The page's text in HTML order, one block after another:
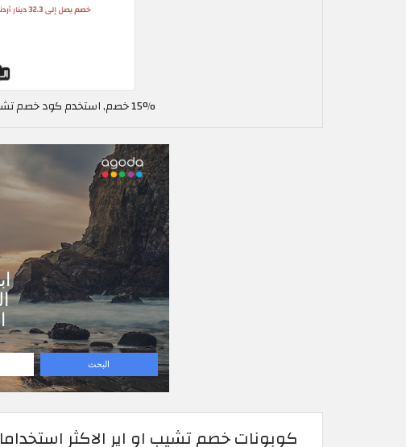
15% خصم, استخدم كود خصم تشيب او اير في الاردن LM45
كوبونات خصم تشيب او اير الاكثر استخداما